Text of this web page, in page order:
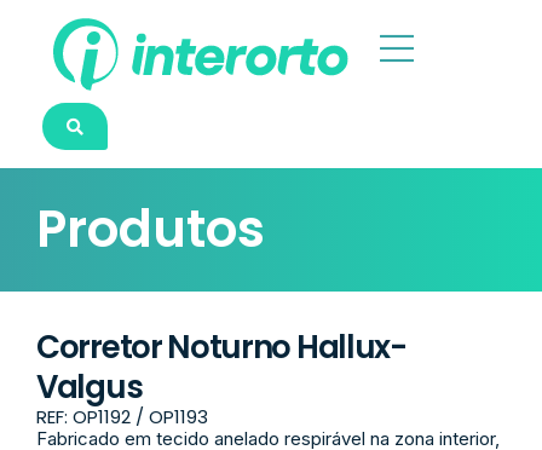
Produtos
Corretor Noturno Hallux-
Valgus
REF: OP1192 / OP1193
Fabricado em tecido anelado respirável na zona interior,